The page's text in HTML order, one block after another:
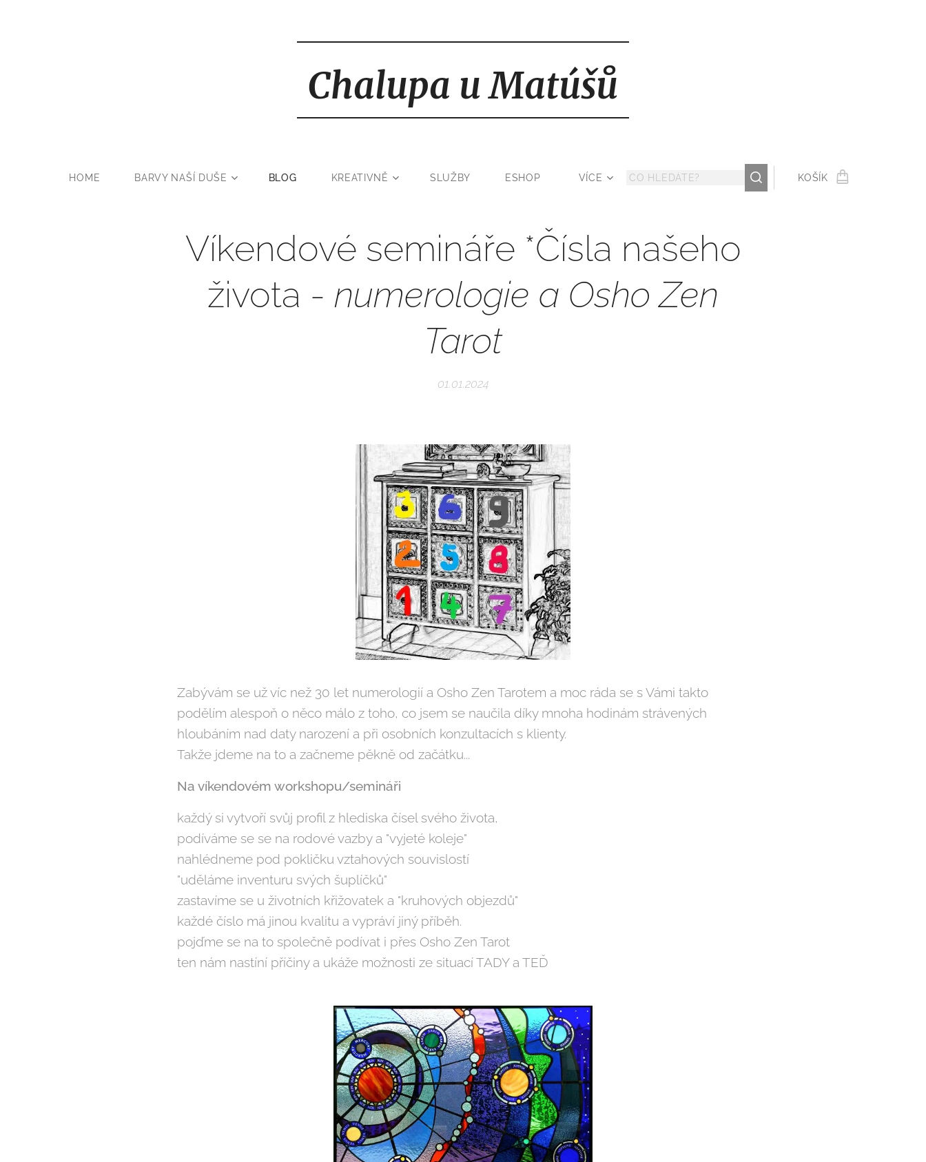
Chalupa u Matúšů
HOME BARVY NAŠÍ DUŠE BLOG KREATIVNĚ SLUŽBY ESHOP VÍCE KOŠÍK
Víkendové semináře *Čísla našeho
života - numerologie a Osho Zen
Tarot
01.01.2024
Zabývám se už víc než 30 let numerologií a Osho Zen Tarotem a moc ráda se s Vámi takto
podělím alespoň o něco málo z toho, co jsem se naučila díky mnoha hodinám strávených
hloubáním nad daty narození a při osobních konzultacích s klienty.
Takže jdeme na to a začneme pěkně od začátku...
Na víkendovém workshopu/semináři
každý si vytvoří svůj profil z hlediska čísel svého života,
podíváme se se na rodové vazby a "vyjeté koleje"
nahlédneme pod pokličku vztahových souvislostí
"uděláme inventuru svých šuplíčků"
zastavíme se u životních křižovatek a "kruhových objezdů"
každé číslo má jinou kvalitu a vypráví jiný příběh.
pojďme se na to společně podívat i přes Osho Zen Tarot
ten nám nastíní příčiny a ukáže možnosti ze situací TADY a TEĎ